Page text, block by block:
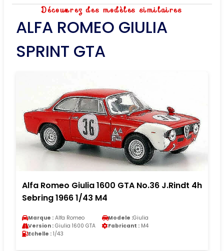
Découvrez des modèles similaires
ALFA ROMEO GIULIA
SPRINT GTA
Alfa Romeo Giulia 1600 GTA No.36 J.Rindt 4h
Sebring 1966 1/43 M4
Marque : Alfa Romeo Modele :Giulia
Version : Giulia 1600 GTA Fabricant : M4
Echelle : 1/43